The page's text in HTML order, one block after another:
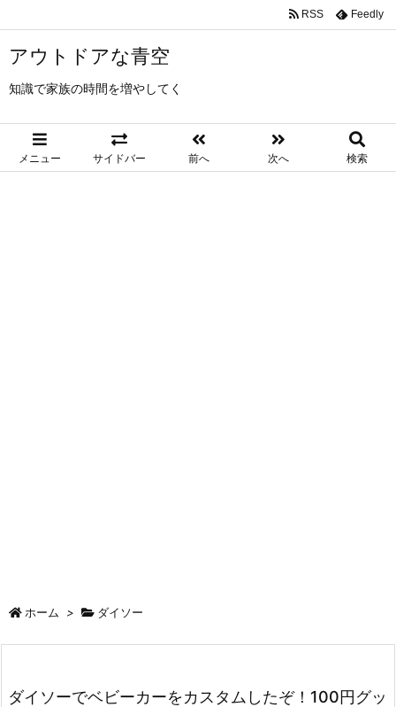
アウトドアな青空
知識で家族の時間を増やしてく
メニュー サイドバー 前へ 次へ 検索
RSS Feedly
ホーム > ダイソー
ダイソーでベビーカーをカスタムしたぞ！100円グッ